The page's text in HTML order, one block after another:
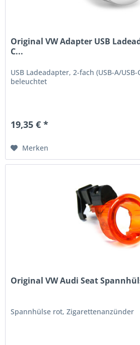
Original VW Adapter USB
C...
USB Ladeadapter, 2-fach (USB-A/
beleuchtet
19,35 € *
Merken
Original VW Audi Seat
Spannhülse rot, Zigarettenanzünder